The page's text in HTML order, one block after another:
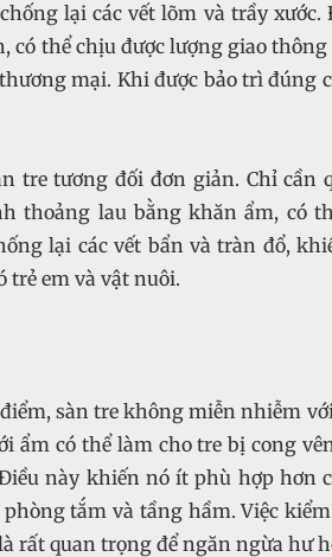
lại các vết lõm và trầy xước.
có thể chịu được lượng giao thông
mại. Khi được bảo trì đúng
tre tương đối đơn giản. Chỉ cần
thoảng lau bằng khăn ẩm, có
lại các vết bẩn và tràn đổ,
trẻ em và vật nuôi.
sàn tre không miễn nhiễm
ẩm có thể làm cho tre bị cong
này khiến nó ít phù hợp hơn
tắm và tầng hầm. Việc
rất quan trọng để ngăn ngừa hư